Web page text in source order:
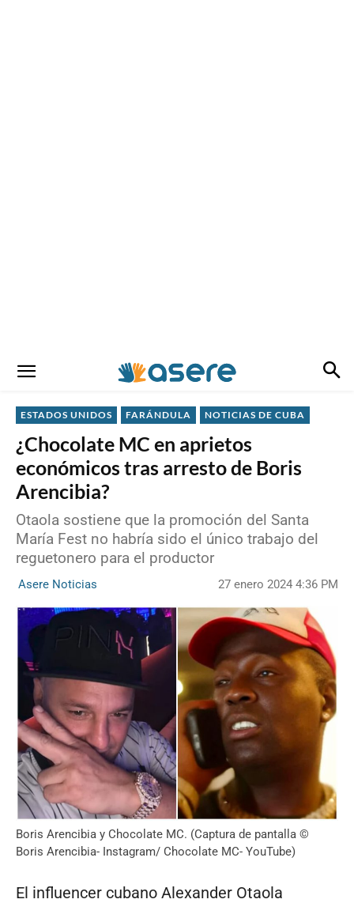
ESTADOS UNIDOS FARÁNDULA NOTICIAS DE CUBA
¿Chocolate MC en aprietos
económicos tras arresto de Boris
Arencibia?
Otaola sostiene que la promoción del Santa
María Fest no habría sido el único trabajo del
reguetonero para el productor
Asere Noticias 27 enero 2024 4:36 PM
Boris Arencibia y Chocolate MC. (Captura de pantalla ©
Boris Arencibia- Instagram/ Chocolate MC- YouTube)
El influencer cubano Alexander Otaola